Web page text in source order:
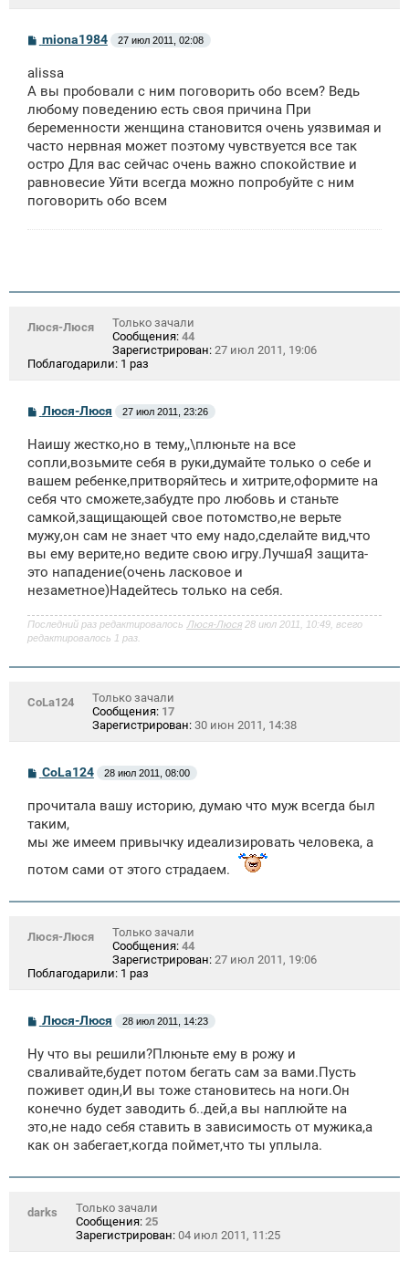
С
о
б
щ
н
и
е
miona1984 27 июл 2011, 02:08
alissa
А вы пробовали с ним поговорить обо всем? Ведь
любому поведению есть своя причина При
беременности женщина становится очень уязвимая и
часто нервная может поэтому чувствуется все так
остро Для вас сейчас очень важно спокойствие и
равновесие Уйти всегда можно попробуйте с ним
поговорить обо всем
Люся-Люся
Только зачали
Сообщения: 44
Зарегистрирован: 27 июл 2011, 19:06
Поблагодарили: 1 раз
С
б
щ
н
и
Люся-Люся 27 июл 2011, 23:26
Наишу жестко,но в тему,,\плюньте на все
сопли,возьмите себя в руки,думайте только о себе и
вашем ребенке,притворяйтесь и хитрите,оформите на
себя что сможете,забудте про любовь и станьте
самкой,защищающей свое потомство,не верьте
мужу,он сам не знает что ему надо,сделайте вид,что
вы ему верите,но ведите свою игру.ЛучшаЯ защита-
это нападение(очень ласковое и
незаметное)Надейтесь только на себя.
Последний раз редактировалось Люся-Люся 28 июл 2011, 10:49, всего
редактировалось 1 раз.
CoLa124
Только зачали
Сообщения: 17
Зарегистрирован: 30 июн 2011, 14:38
С
б
щ
н
е
CoLa124 28 июл 2011, 08:00
прочитала вашу историю, думаю что муж всегда был
таким,
мы же имеем привычку идеализировать человека, а
потом сами от этого страдаем.
Люся-Люся
Только зачали
Сообщения: 44
Зарегистрирован: 27 июл 2011, 19:06
Поблагодарили: 1 раз
С
б
щ
н
и
Люся-Люся 28 июл 2011, 14:23
Ну что вы решили?Плюньте ему в рожу и
сваливайте,будет потом бегать сам за вами.Пусть
поживет один,И вы тоже становитесь на ноги.Он
конечно будет заводить б..дей,а вы наплюйте на
это,не надо себя ставить в зависимость от мужика,а
как он забегает,когда поймет,что ты уплыла.
darks
Только зачали
Сообщения: 25
Зарегистрирован: 04 июл 2011, 11:25